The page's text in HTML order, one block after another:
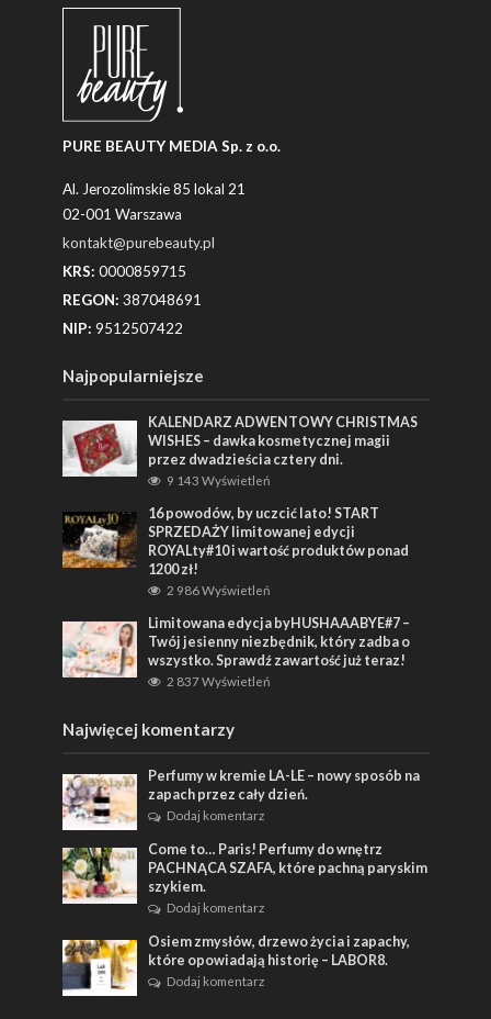
PURE BEAUTY MEDIA Sp. z o.o.
Al. Jerozolimskie 85 lokal 21
02-001 Warszawa
kontakt@purebeauty.pl
KRS: 0000859715
REGON: 387048691
NIP: 9512507422
Najpopularniejsze
KALENDARZ ADWENTOWY CHRISTMAS
WISHES – dawka kosmetycznej magii
przez dwadzieścia cztery dni.
9 143 Wyświetleń
16 powodów, by uczcić lato! START
SPRZEDAŻY limitowanej edycji
ROYALty#10 i wartość produktów ponad
1200 zł!
2 986 Wyświetleń
Limitowana edycja byHUSHAAABYE#7 –
Twój jesienny niezbędnik, który zadba o
wszystko. Sprawdź zawartość już teraz!
2 837 Wyświetleń
Najwięcej komentarzy
Perfumy w kremie LA-LE – nowy sposób na
zapach przez cały dzień.
Dodaj komentarz
Come to… Paris! Perfumy do wnętrz
PACHNĄCA SZAFA, które pachną paryskim
szykiem.
Dodaj komentarz
Osiem zmysłów, drzewo życia i zapachy,
które opowiadają historię – LABOR8.
Dodaj komentarz